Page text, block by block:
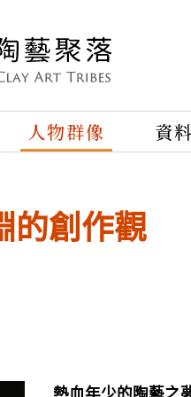
人物群像 資
的創作觀